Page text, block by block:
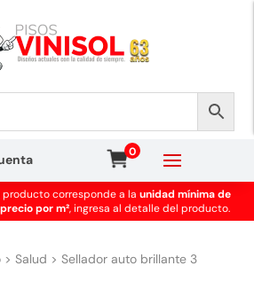
0
producto corresponde a launidad mínima de
precio por m², ingresa al detalle del producto.
> Salud > Sellador auto brillante 3